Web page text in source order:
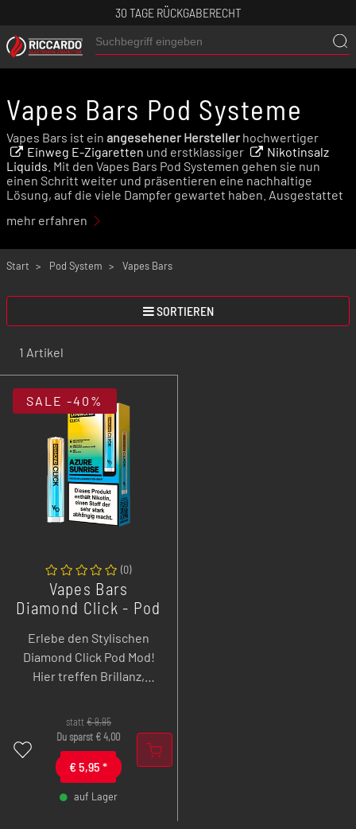
30 TAGE RÜCKGABERECHT
Vapes Bars Pod Systeme
Vapes Bars ist ein angesehener Hersteller hochwertiger
Einweg E-Zigaretten und erstklassiger
Nikotinsalz
Liquids . Mit den Vapes Bars Pod Systemen gehen sie nun
einen Schritt weiter und präsentieren eine nachhaltige
Lösung, auf die viele Dampfer gewartet haben. Ausgestattet
beliebter Geschmacksrichtungen und kannst dein
mehr erfahren
Start Pod System Vapes Bars
SORTIEREN
1 Artikel
statt€9,95
Du sparst € 4,00
€ 5,95 *
auf Lager
(0)
Vapes Bars
Diamond Click - Pod
Erlebe den Stylischen
Diamond Click Pod Mod!
Hier treffen Brillanz,
Aufladen aufeinander, um
dir ein unvergessliches
Dampferlebnis zu bieten.
SALE -40%